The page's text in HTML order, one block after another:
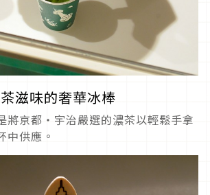
滋味的奢華冰棒
將京都・宇治嚴選的濃茶以輕鬆手拿
中供應。